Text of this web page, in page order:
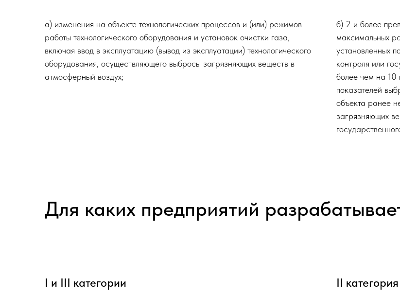
а) изменения на объекте технологических процессов и (или) режимов
работы технологического оборудования и установок очистки газа,
включая ввод в эксплуатацию (вывод из эксплуатации) технологического
оборудования, осуществляющего выбросы загрязняющих веществ в
атмосферный воздух;
б) 2 и более
максимальных
установленных
контроля или
более чем на 10
показателей
объекта ранее
загрязняющих
Для каких предприятий
I и III категории II категория